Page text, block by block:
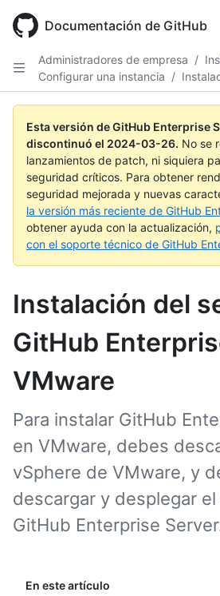
main
Documentación de GitHub
Administradores de empresa /
Configurar una instancia /
Esta versión de GitHub Enterprise
discontinuó el 2024-03-26. No se
lanzamientos de patch, ni siquiera
seguridad críticos. Para obtener
seguridad mejorada y nuevas
la versión más reciente de GitHub
obtener ayuda con la actualización,
con el soporte técnico de GitHub
Instalación del
GitHub
VMware
Para instalar GitHub
en VMware, debes
vSphere de VMware, y
descargar y desplegar
GitHub Enterprise
En este artículo